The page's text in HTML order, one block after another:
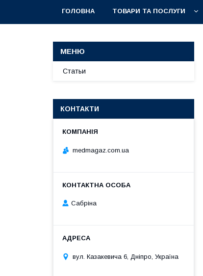
ГОЛОВНА ТОВАРИ ТА ПОСЛУГИ
Статьи
КОНТАКТИ
medmagaz.com.ua
Сабріна
вул. Казакевича 6, Дніпро, Україна